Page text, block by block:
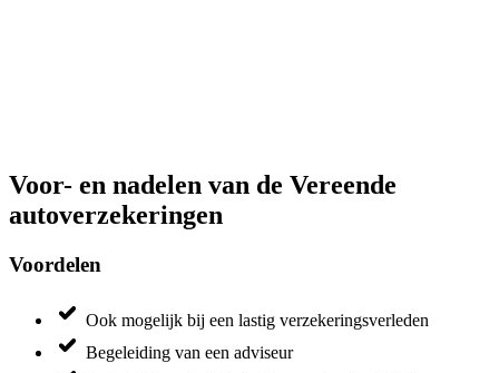
Voor- en nadelen van de Vereende
autoverzekeringen
Voordelen
Ook mogelijk bij een lastig verzekeringsverleden
Begeleiding van een adviseur